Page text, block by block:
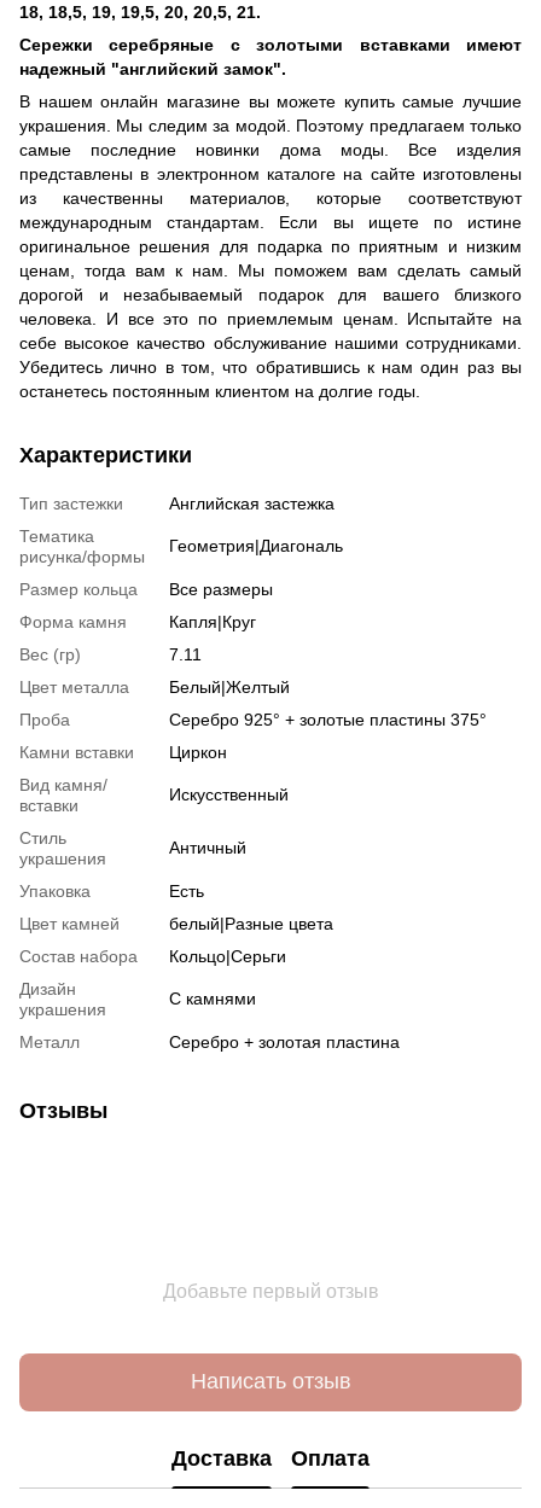
18, 18,5, 19, 19,5, 20, 20,5, 21.
Сережки серебряные с золотыми вставками имеют
надежный "английский замок".
В нашем онлайн магазине вы можете купить самые лучшие
украшения. Мы следим за модой. Поэтому предлагаем только
самые последние новинки дома моды. Все изделия
представлены в электронном каталоге на сайте изготовлены
из качественны материалов, которые соответствуют
международным стандартам. Если вы ищете по истине
оригинальное решения для подарка по приятным и низким
ценам, тогда вам к нам. Мы поможем вам сделать самый
дорогой и незабываемый подарок для вашего близкого
человека. И все это по приемлемым ценам. Испытайте на
себе высокое качество обслуживание нашими сотрудниками.
Убедитесь лично в том, что обратившись к нам один раз вы
останетесь постоянным клиентом на долгие годы.
Характеристики
Тип застежки
Английская застежка
Тематика
рисунка/формы
Геометрия|Диагональ
Размер кольца
Все размеры
Форма камня
Капля|Круг
Вес (гр)
7.11
Цвет металла
Белый|Желтый
Проба
Серебро 925° + золотые пластины 375°
Камни вставки
Циркон
Вид камня/
вставки
Искусственный
Стиль
украшения
Античный
Упаковка
Есть
Цвет камней
белый|Разные цвета
Состав набора
Кольцо|Серьги
Дизайн
украшения
С камнями
Металл Серебро + золотая пластина
Отзывы
Добавьте первый отзыв
Написать отзыв
Доставка Оплата